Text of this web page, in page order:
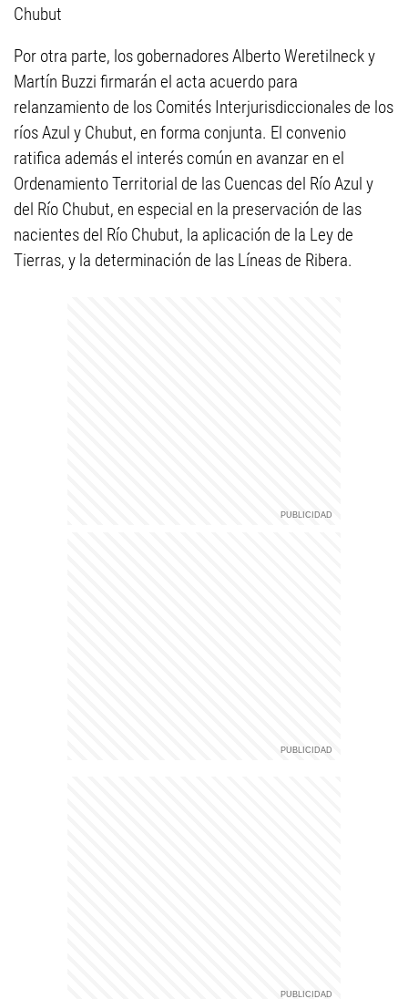
Chubut
Por otra parte, los gobernadores Alberto Weretilneck y
Martín Buzzi firmarán el acta acuerdo para
relanzamiento de los Comités Interjurisdiccionales de los
ríos Azul y Chubut, en forma conjunta. El convenio
ratifica además el interés común en avanzar en el
Ordenamiento Territorial de las Cuencas del Río Azul y
del Río Chubut, en especial en la preservación de las
nacientes del Río Chubut, la aplicación de la Ley de
Tierras, y la determinación de las Líneas de Ribera.